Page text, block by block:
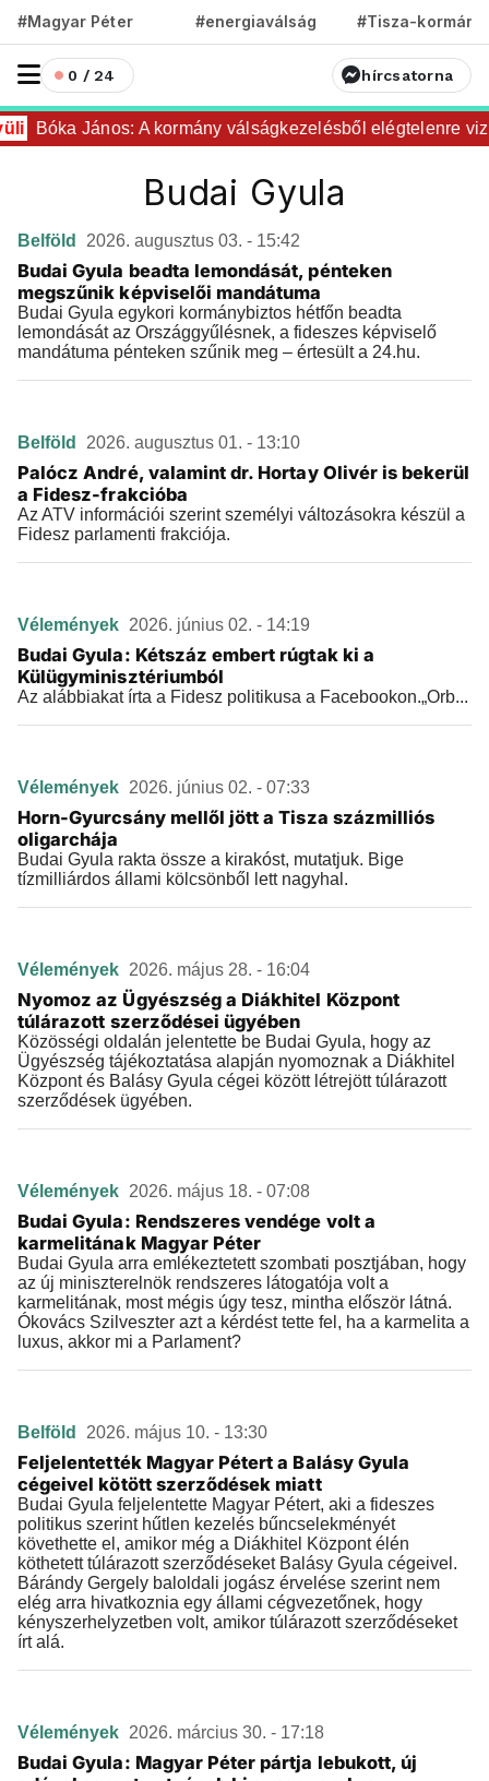
#Magyar Péter #energiaválság #Tisza-kormány
0 / 24 hírcsatorna
Bóka János: A kormány válságkezelésből elégtelenre
Budai Gyula
Belföld 2026. augusztus 03. - 15:42
Budai Gyula beadta lemondását, pénteken
megszűnik képviselői mandátuma
Budai Gyula egykori kormánybiztos hétfőn beadta
lemondását az Országgyűlésnek, a fideszes képviselő
mandátuma pénteken szűnik meg – értesült a 24.hu.
Belföld 2026. augusztus 01. - 13:10
Palócz André, valamint dr. Hortay Olivér is bekerül
a Fidesz-frakcióba
Az ATV információi szerint személyi változásokra készül a
Fidesz parlamenti frakciója.
Vélemények 2026. június 02. - 14:19
Budai Gyula: Kétszáz embert rúgtak ki a
Külügyminisztériumból
Az alábbiakat írta a Fidesz politikusa a Facebookon.„Orb...
Vélemények 2026. június 02. - 07:33
Horn-Gyurcsány mellől jött a Tisza százmilliós
oligarchája
Budai Gyula rakta össze a kirakóst, mutatjuk. Bige
tízmilliárdos állami kölcsönből lett nagyhal.
Vélemények 2026. május 28. - 16:04
Nyomoz az Ügyészség a Diákhitel Központ
túlárazott szerződései ügyében
Közösségi oldalán jelentette be Budai Gyula, hogy az
Ügyészség tájékoztatása alapján nyomoznak a Diákhitel
Központ és Balásy Gyula cégei között létrejött túlárazott
szerződések ügyében.
Vélemények 2026. május 18. - 07:08
Budai Gyula: Rendszeres vendége volt a
karmelitának Magyar Péter
Budai Gyula arra emlékeztetett szombati posztjában, hogy
az új miniszterelnök rendszeres látogatója volt a
karmelitának, most mégis úgy tesz, mintha először látná.
Ókovács Szilveszter azt a kérdést tette fel, ha a karmelita a
luxus, akkor mi a Parlament?
Belföld 2026. május 10. - 13:30
Feljelentették Magyar Pétert a Balásy Gyula
cégeivel kötött szerződések miatt
Budai Gyula feljelentette Magyar Pétert, aki a fideszes
politikus szerint hűtlen kezelés bűncselekményét
követhette el, amikor még a Diákhitel Központ élén
köthetett túlárazott szerződéseket Balásy Gyula cégeivel.
Bárándy Gergely baloldali jogász érvelése szerint nem
elég arra hivatkoznia egy állami cégvezetőnek, hogy
kényszerhelyzetben volt, amikor túlárazott szerződéseket
írt alá.
Vélemények 2026. március 30. - 17:18
Budai Gyula: Magyar Péter pártja lebukott, új